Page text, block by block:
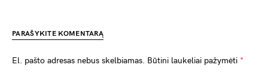
PARAŠYKITE KOMENTARĄ
El. pašto adresas nebus skelbiamas. Būtini laukeliai pažymėti *